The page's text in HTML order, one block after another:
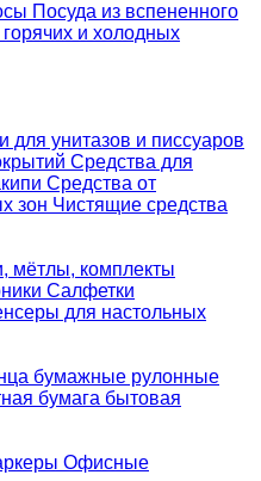
Посуда из вспененного
и холодных
для унитазов и писсуаров
Средства для
Средства от
зон Чистящие средства
мётлы, комплекты
Салфетки
для настольных
бумажные рулонные
бумага бытовая
Офисные